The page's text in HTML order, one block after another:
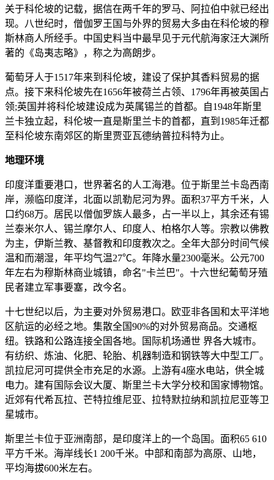
关于科伦坡的记载，据信在两千年的罗马、阿拉伯中就已经出
现。八世纪时，僧伽罗王国与外界的贸易大多由在科伦坡的穆
斯林商人所经手。中国史料当中最早见于元代航海家汪大渊所
著的《岛夷志略》，称之为高朗步。
葡萄牙人于1517年来到科伦坡，建设了保护其香料贸易的据
点。接下来科伦坡先在1656年被荷兰占领、1796年再被英国占
领;英国并将科伦坡建设成为英属锡兰的首都。自1948年斯里
兰卡独立起，科伦坡一直是斯里兰卡的首都，直到1985年迁都
至科伦坡东南郊区的斯里贾亚瓦德纳普拉科特为止。
地理环境
印度洋重要港口，世界著名的人工海港。位于斯里兰卡岛西南
岸，濒临印度洋，北面以凯勒尼河为界。面积37平方千米，人
口约68万。居民以僧伽罗族人最多，占一半以上，其余还有锡
兰泰米尔人、锡兰摩尔人、印度人、柏格尔人等。宗教以佛教
为主，伊斯兰教、基督教和印度教次之。全年大部分时间气候
温和而潮湿，年平均气温27℃。年降水量2300毫米。公元700
年左右为穆斯林商业城镇，命名"卡兰巴"。十六世纪葡萄牙殖
民者建立军事要塞，改今名。
十七世纪以后，为主要对外贸易港口。欧亚非各国和太平洋地
区航运的必经之地。集散全国90%的对外贸易商品。交通枢
纽。铁路和公路连接全国各地。国际机场通世 界各大城市。
有纺织、炼油、化肥、轮胎、机器制造和钢铁等大中型工厂。
凯拉尼河可提供全市充足的水源。上游有4座水电站，供全城
电力。建有国际会议大厦、斯里兰卡大学分校和国家博物馆。
近郊有代希瓦拉、芒特拉维尼亚、拉特默拉纳和凯拉尼亚等卫
星城市。
斯里兰卡位于亚洲南部，是印度洋上的一个岛国。面积65 610
平方千米。海岸线长1 200千米。中部和南部为高原、山地，
平均海拔600米左右。